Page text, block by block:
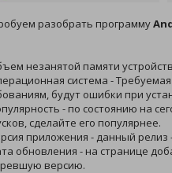
разобрать программу
незанятой памяти
система -
будут ошибки при
- по состоянию на
сделайте его популярнее.
приложения - данный
обновления - на странице
версию.